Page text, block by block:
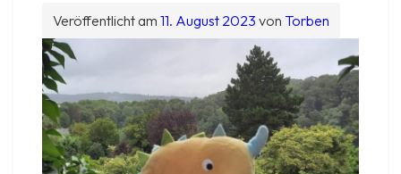
Veröffentlicht am 11. August 2023 von Torben